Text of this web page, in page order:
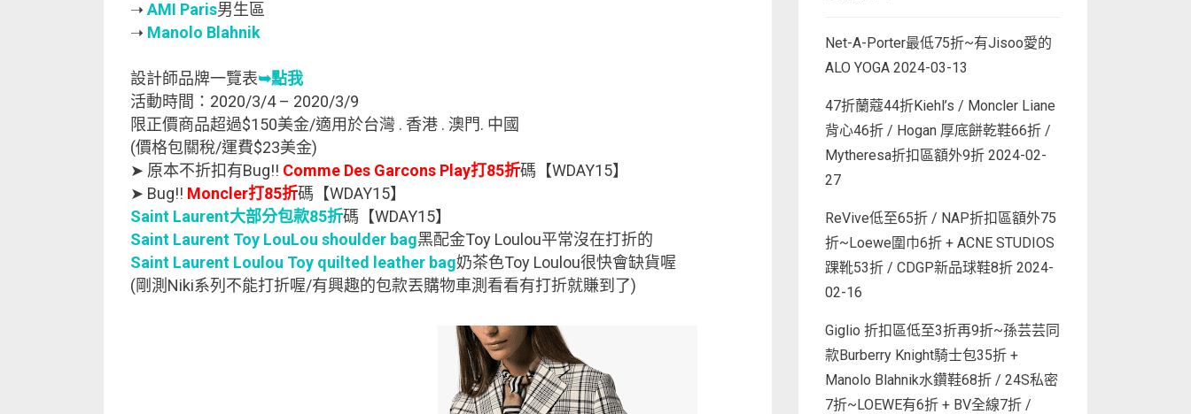
➝ AMI Paris男生區
➝ Manolo Blahnik
設計師品牌一覽表➥點我
活動時間：2020/3/4 – 2020/3/9
限正價商品超過$150美金/適用於台灣 . 香港 . 澳門. 中國
(價格包關稅/運費$23美金)
➤ 原本不折扣有Bug!! Comme Des Garcons Play打85折碼【WDAY15】
➤ Bug!! Moncler打85折碼【WDAY15】
Saint Laurent大部分包款85折碼【WDAY15】
Saint Laurent Toy LouLou shoulder bag黑配金Toy Loulou平常沒在打折的
Saint Laurent Loulou Toy quilted leather bag奶茶色Toy Loulou很快會缺貨喔
(剛測Niki系列不能打折喔/有興趣的包款丟購物車測看看有打折就賺到了)
Net-A-Porter最低75折~有Jisoo愛的
ALO YOGA 2024-03-13
47折蘭蔻44折Kiehl’s / Moncler Liane
背心46折 / Hogan 厚底餅乾鞋66折 /
Mytheresa折扣區額外9折 2024-02-
27
ReVive低至65折 / NAP折扣區額外75
折~Loewe圍巾6折 + ACNE STUDIOS
踝靴53折 / CDGP新品球鞋8折 2024-
02-16
Giglio 折扣區低至3折再9折~孫芸芸同
款Burberry Knight騎士包35折 +
Manolo Blahnik水鑽鞋68折 / 24S私密
7折~LOEWE有6折 + BV全線7折 /